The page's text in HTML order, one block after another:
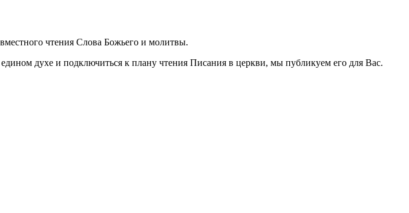
чтения Слова Божьего и молитвы.
духе и подключиться к плану чтения Писания в церкви, мы публикуем его для Вас.